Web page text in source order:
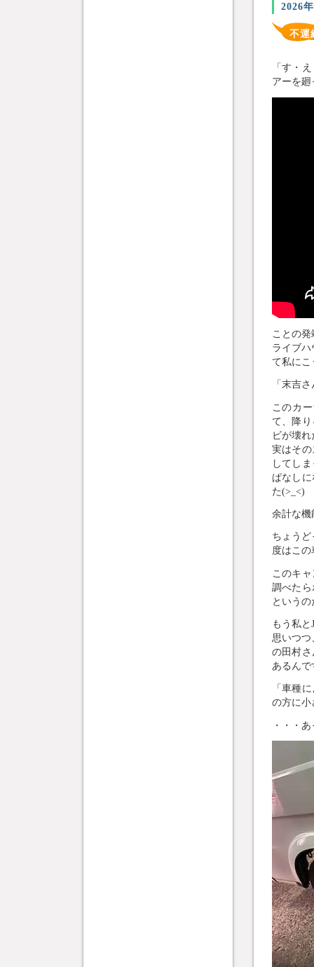
2026
不運
「す・
アーを
ことの
ライブ
て私に
「末吉
このカ
て、降
ビが壊
実はそ
してし
ぱなし
た(>_<)
余計な機
ちょう
度はこ
このキ
調べた
という
もう私
思いつ
の田村
あるん
「車種
の方に小
・・・